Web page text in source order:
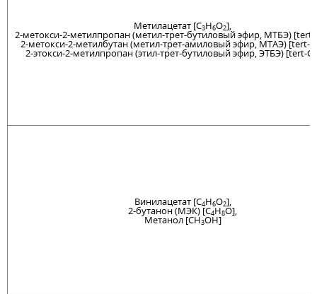
Метилацетат [C3H6O2],
2-метокси-2-метилпропан (метил-трет-бутиловый эфир, МТБЭ) [tert-
2-метокси-2-метилбутан (метил-трет-амиловый эфир, МТАЭ) [tert-C
2-этокси-2-метилпропан (этил-трет-бутиловый эфир, ЭТБЭ) [tert-C
Винилацетат [C4H6O2],
2-бутанон (МЭК) [C4H8O],
Метанол [CH3OH]